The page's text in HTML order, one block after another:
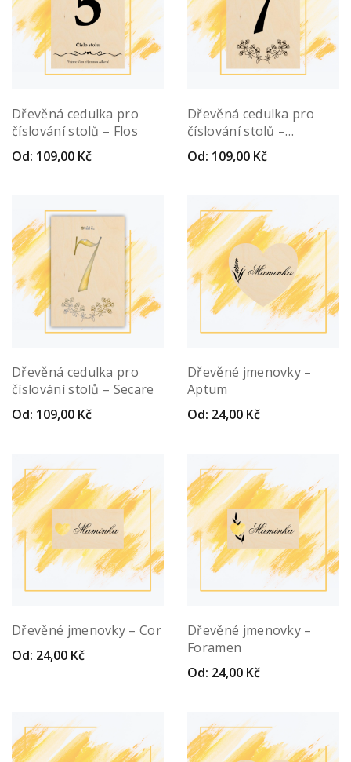
Dřevěná cedulka pro
číslování stolů – Flos
Od: 109,00 Kč
Dřevěná cedulka pro
číslování stolů –
Numerus
Od: 109,00 Kč
Dřevěná cedulka pro
číslování stolů – Secare
Od: 109,00 Kč
Dřevěné jmenovky –
Aptum
Od: 24,00 Kč
Dřevěné jmenovky – Cor
Od: 24,00 Kč
Dřevěné jmenovky –
Foramen
Od: 24,00 Kč